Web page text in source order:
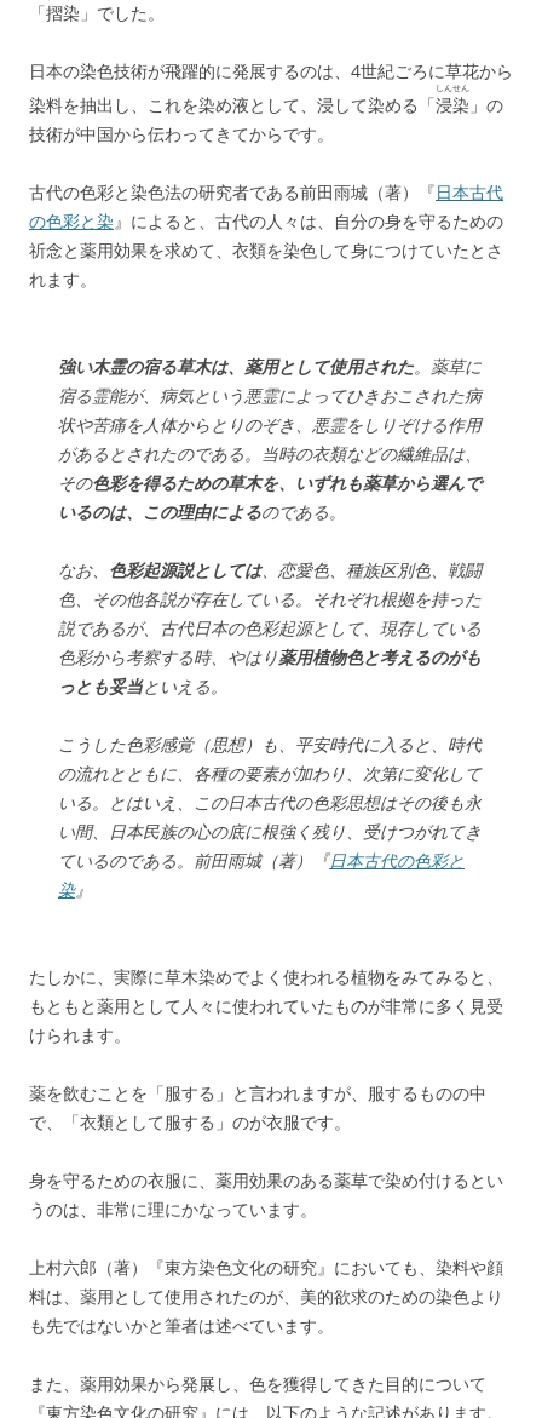
「摺染 」でした。
日本の染色技術が飛躍的に発展するのは、4世紀ごろに草花から
染料を抽出し、これを染め液として、浸して染める「浸染
しんせん
」の
技術が中国から伝わってきてからです。
古代の色彩と染色法の研究者である前田雨城（著）『日本古代
の色彩と染』によると、古代の人々は、自分の身を守るための
祈念と薬用効果を求めて、衣類を染色して身につけていたとさ
れます。
強い木霊の宿る草木は、薬用として使用された。薬草に
宿る霊能が、病気という悪霊によってひきおこされた病
状や苦痛を人体からとりのぞき、悪霊をしりぞける作用
があるとされたのである。当時の衣類などの繊維品は、
その色彩を得るための草木を、いずれも薬草から選んで
いるのは、この理由によるのである。
なお、 色彩起源説としては、恋愛色、種族区別色、戦闘
色、その他各説が存在している。それぞれ根拠を持った
説であるが、古代日本の色彩起源として、現存している
色彩から考察する時、やはり薬用植物色と考えるのがも
っとも妥当といえる。
こうした色彩感覚（思想）も、平安時代に入ると、時代
の流れとともに、各種の要素が加わり、次第に変化して
いる。とはいえ、この日本古代の色彩思想はその後も永
い間、日本民族の心の底に根強く残り、受けつがれてき
ているのである。前田雨城（著）『日本古代の色彩と
染』
たしかに、実際に草木染めでよく使われる植物をみてみると、
もともと薬用として人々に使われていたものが非常に多く見受
けられます。
薬を飲むことを「服する」と言われますが、服するものの中
で、「衣類として服する」のが衣服です。
身を守るための衣服に、薬用効果のある薬草で染め付けるとい
うのは、非常に理にかなっています。
上村六郎（著）『東方染色文化の研究』においても、染料や顔
料は、薬用として使用されたのが、美的欲求のための染色より
も先ではないかと筆者は述べています。
また、薬用効果から発展し、色を獲得してきた目的について
『東方染色文化の研究』には、以下のような記述があります。